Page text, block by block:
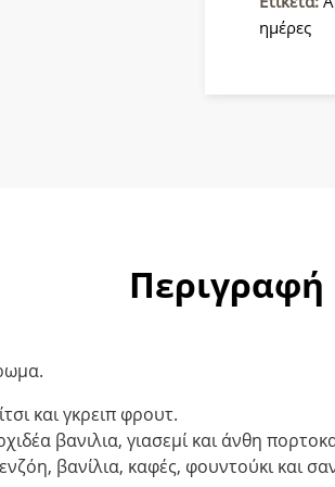
ποσότητα
ημέρες
Περιγραφή
και γκρειπ φρουτ.
βανιλια, γιασεμί και άνθη
βανίλια, καφές, φουντούκι και